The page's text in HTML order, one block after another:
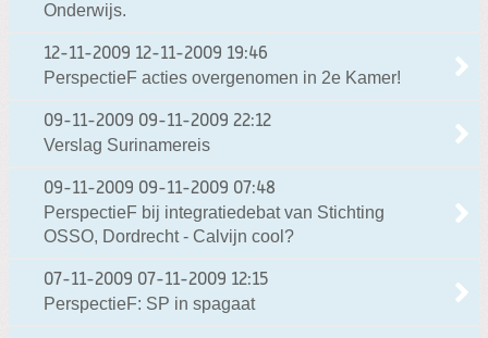
Onderwijs.
12-11-2009 12-11-2009 19:46
PerspectieF acties overgenomen in 2e Kamer!
09-11-2009 09-11-2009 22:12
Verslag Surinamereis
09-11-2009 09-11-2009 07:48
PerspectieF bij integratiedebat van Stichting
OSSO, Dordrecht - Calvijn cool?
07-11-2009 07-11-2009 12:15
PerspectieF: SP in spagaat